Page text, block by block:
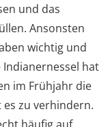
und das
Ansonsten
wichtig und
Indianernessel hat
im Frühjahr die
es zu verhindern.